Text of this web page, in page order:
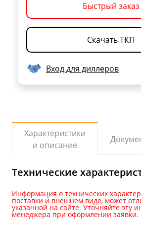
Быстрый заказ
Скачать ТКП
Вход для диллеров
Характеристики
и описание
Технические
Информация о технических
поставки и внешнем виде, может
указанной на сайте. Уточняйте эту
менеджера при оформлении заявки.